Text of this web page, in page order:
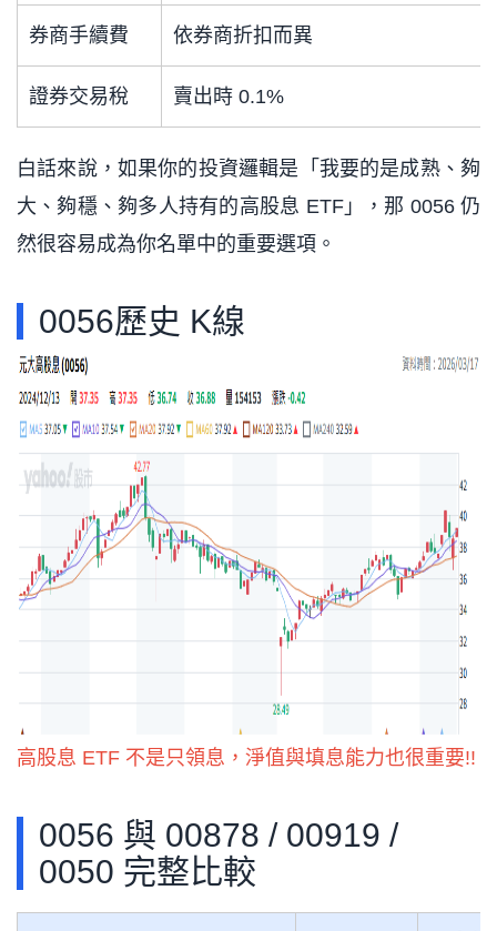
券商手續費 依券商折扣而異
證券交易稅 賣出時 0.1%
白話來說，如果你的投資邏輯是「我要的是成熟、夠
大、夠穩、夠多人持有的高股息 ETF」，那 0056 仍
然很容易成為你名單中的重要選項。
0056歷史 K線
高股息 ETF 不是只領息，淨值與填息能力也很重要!!
0056 與 00878 / 00919 /
0050 完整比較